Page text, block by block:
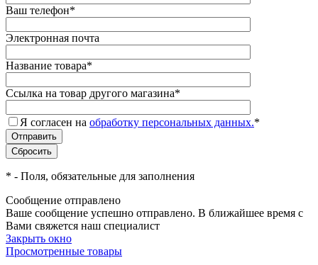
Ваш телефон*
Электронная почта
Название товара*
Ссылка на товар другого магазина*
Я согласен на обработку персональных данных.*
* - Поля, обязательные для заполнения
Сообщение отправлено
Ваше сообщение успешно отправлено. В ближайшее время с
Вами свяжется наш специалист
Закрыть окно
Просмотренные товары